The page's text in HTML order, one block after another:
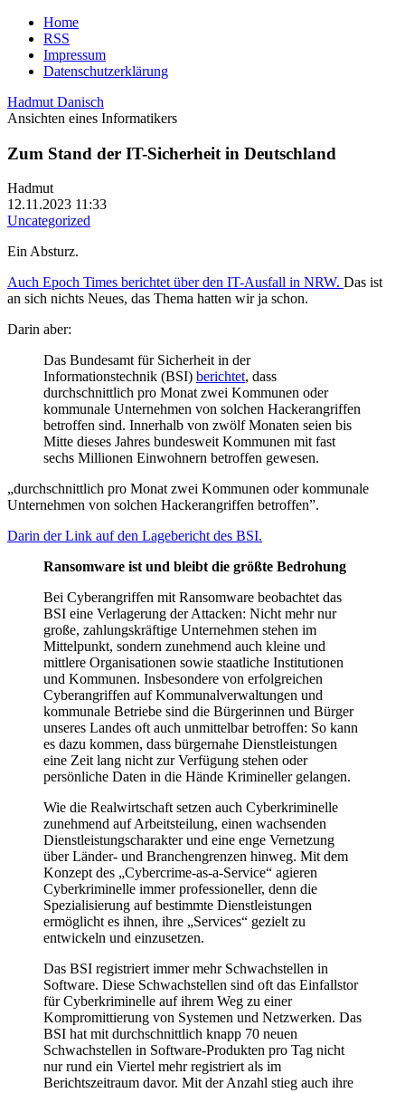
Home
RSS
Impressum
Datenschutzerklärung
Hadmut Danisch
Ansichten eines Informatikers
Zum Stand der IT-Sicherheit in Deutschland
Hadmut
12.11.2023 11:33
Uncategorized
Ein Absturz.
Auch Epoch Times berichtet über den IT-Ausfall in NRW. Das ist
an sich nichts Neues, das Thema hatten wir ja schon.
Darin aber:
Das Bundesamt für Sicherheit in der
Informationstechnik (BSI) berichtet, dass
durchschnittlich pro Monat zwei Kommunen oder
kommunale Unternehmen von solchen Hackerangriffen
betroffen sind. Innerhalb von zwölf Monaten seien bis
Mitte dieses Jahres bundesweit Kommunen mit fast
sechs Millionen Einwohnern betroffen gewesen.
„durchschnittlich pro Monat zwei Kommunen oder kommunale
Unternehmen von solchen Hackerangriffen betroffen”.
Darin der Link auf den Lagebericht des BSI.
Ransomware ist und bleibt die größte Bedrohung
Bei Cyberangriffen mit Ransomware beobachtet das
BSI eine Verlagerung der Attacken: Nicht mehr nur
große, zahlungskräftige Unternehmen stehen im
Mittelpunkt, sondern zunehmend auch kleine und
mittlere Organisationen sowie staatliche Institutionen
und Kommunen. Insbesondere von erfolgreichen
Cyberangriffen auf Kommunalverwaltungen und
kommunale Betriebe sind die Bürgerinnen und Bürger
unseres Landes oft auch unmittelbar betroffen: So kann
es dazu kommen, dass bürgernahe Dienstleistungen
eine Zeit lang nicht zur Verfügung stehen oder
persönliche Daten in die Hände Krimineller gelangen.
Wie die Realwirtschaft setzen auch Cyberkriminelle
zunehmend auf Arbeitsteilung, einen wachsenden
Dienstleistungscharakter und eine enge Vernetzung
über Länder- und Branchengrenzen hinweg. Mit dem
Konzept des „Cybercrime-as-a-Service“ agieren
Cyberkriminelle immer professioneller, denn die
Spezialisierung auf bestimmte Dienstleistungen
ermöglicht es ihnen, ihre „Services“ gezielt zu
entwickeln und einzusetzen.
Das BSI registriert immer mehr Schwachstellen in
Software. Diese Schwachstellen sind oft das Einfallstor
für Cyberkriminelle auf ihrem Weg zu einer
Kompromittierung von Systemen und Netzwerken. Das
BSI hat mit durchschnittlich knapp 70 neuen
Schwachstellen in Software-Produkten pro Tag nicht
nur rund ein Viertel mehr registriert als im
Berichtszeitraum davor. Mit der Anzahl stieg auch ihre